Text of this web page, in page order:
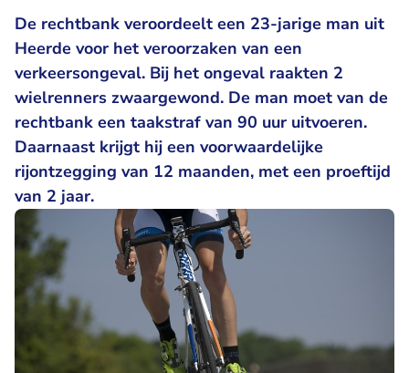
De rechtbank veroordeelt een 23-jarige man uit
Heerde voor het veroorzaken van een
verkeersongeval. Bij het ongeval raakten 2
wielrenners zwaargewond. De man moet van de
rechtbank een taakstraf van 90 uur uitvoeren.
Daarnaast krijgt hij een voorwaardelijke
rijontzegging van 12 maanden, met een proeftijd
van 2 jaar.